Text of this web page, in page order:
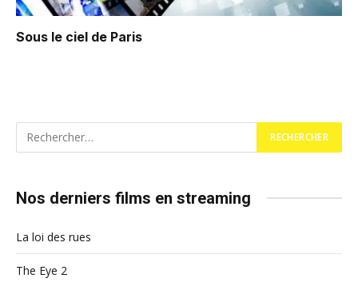
Sous le ciel de Paris
Nos derniers films en streaming
La loi des rues
The Eye 2